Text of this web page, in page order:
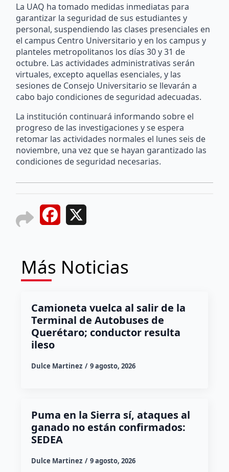
La UAQ ha tomado medidas inmediatas para
garantizar la seguridad de sus estudiantes y
personal, suspendiendo las clases presenciales en
el campus Centro Universitario y en los campus y
planteles metropolitanos los días 30 y 31 de
octubre. Las actividades administrativas serán
virtuales, excepto aquellas esenciales, y las
sesiones de Consejo Universitario se llevarán a
cabo bajo condiciones de seguridad adecuadas.
La institución continuará informando sobre el
progreso de las investigaciones y se espera
retomar las actividades normales el lunes seis de
noviembre, una vez que se hayan garantizado las
condiciones de seguridad necesarias.
Facebook
Más Noticias
Camioneta vuelca al salir de la
Terminal de Autobuses de
Querétaro; conductor resulta
ileso
Dulce Martinez 9 agosto, 2026
Puma en la Sierra sí, ataques al
ganado no están confirmados:
SEDEA
Dulce Martinez 9 agosto, 2026